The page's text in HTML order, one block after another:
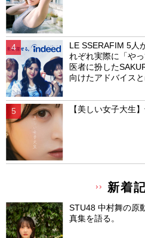
LE SSERAFIM 5人
れぞれ実際に「や
医者に扮した
向けたアドバイスと
【美しい女子大生
新着
STU48 中村舞の原
真集を語る。